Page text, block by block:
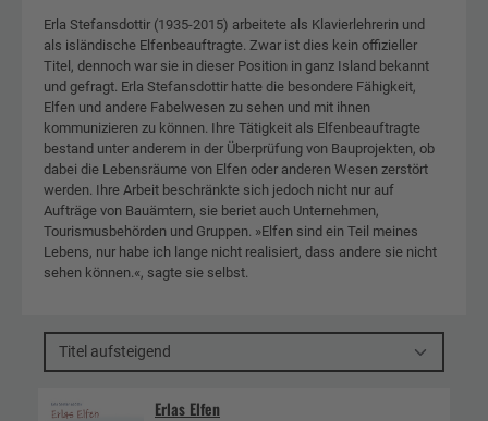
Erla Stefansdottir (1935-2015) arbeitete als Klavierlehrerin und
als isländische Elfenbeauftragte. Zwar ist dies kein offizieller
Titel, dennoch war sie in dieser Position in ganz Island bekannt
und gefragt. Erla Stefansdottir hatte die besondere Fähigkeit,
Elfen und andere Fabelwesen zu sehen und mit ihnen
kommunizieren zu können. Ihre Tätigkeit als Elfenbeauftragte
bestand unter anderem in der Überprüfung von Bauprojekten, ob
dabei die Lebensräume von Elfen oder anderen Wesen zerstört
werden. Ihre Arbeit beschränkte sich jedoch nicht nur auf
Aufträge von Bauämtern, sie beriet auch Unternehmen,
Tourismusbehörden und Gruppen. »Elfen sind ein Teil meines
Lebens, nur habe ich lange nicht realisiert, dass andere sie nicht
sehen können.«, sagte sie selbst.
Titel aufsteigend
Erlas Elfen